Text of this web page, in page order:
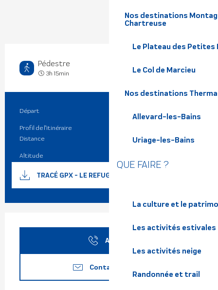
Nos destinations
Chartreuse
Le Plateau des Petites
Le Col de Marcieu
Nos destinations
Allevard-les-Bains
Uriage-les-Bains
QUE FAIRE ?
La culture et le
Les activités estivales
Les activités neige
Randonnée et trail
Pédestre
3h 15min Moyen
Informations pratiques
Départ Crêts en Belledonne
Profil de l’itinéraire
Distance 6.0 km
Altitude
Documentation
TRACÉ GPX - LE REFUGE DU CRÊT DU POULET
Ouverture et coordonnées
Contactez-nous